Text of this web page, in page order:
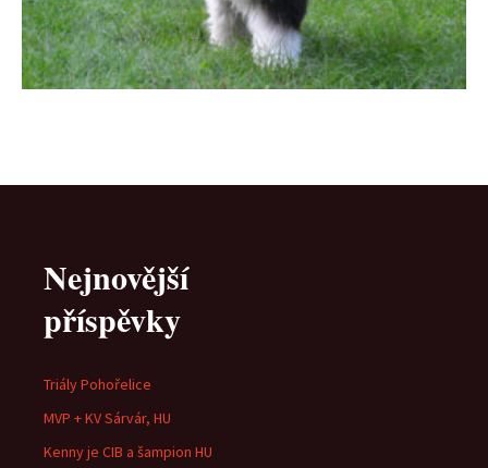
Nejnovější
příspěvky
Triály Pohořelice
MVP + KV Sárvár, HU
Kenny je CIB a šampion HU